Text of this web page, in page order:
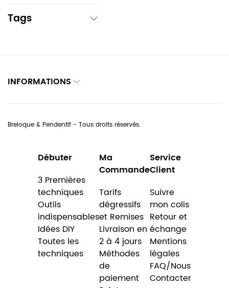
Tags
INFORMATIONS
Breloque & Pendentif - Tous droits réservés.
Débuter
3 Premières
techniques
Outils
indispensables
Idées DIY
Toutes les
techniques
Ma
Commande
Tarifs
dégressifs
et Remises
Livraison en
2 à 4 jours
Méthodes
de
paiement
Service
Client
Suivre
mon colis
Retour et
échange
Mentions
légales
FAQ/Nous
Contacter